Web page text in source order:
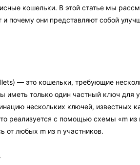
кошельки. В этой статье мы
почему они представляют собой
— это кошельки, требующие
иметь только один частный ключ для
нескольких ключей, известных
реализуется с помощью схемы «m из
от любых m из n участников.